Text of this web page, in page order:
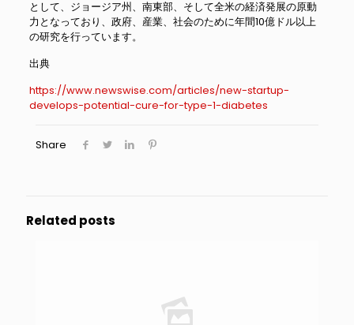
として、ジョージア州、南東部、そして全米の経済発展の原動
力となっており、政府、産業、社会のために年間10億ドル以上
の研究を行っています。
出典
https://www.newswise.com/articles/new-startup-
develops-potential-cure-for-type-1-diabetes
Share
Related posts